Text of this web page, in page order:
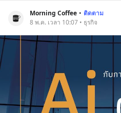
Morning Coffee • ติดตาม
8 พ.ค. เวลา 10:07 • ธุรกิจ